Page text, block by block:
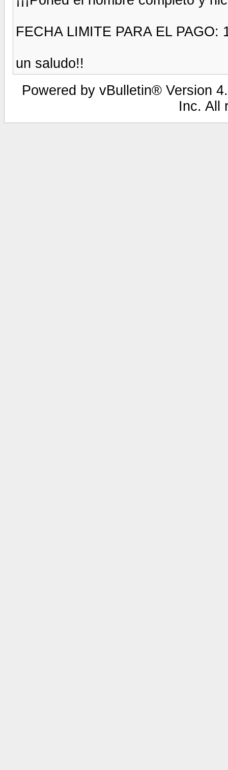
FECHA LIMITE PARA EL PAGO:
un saludo!!
Powered by vBulletin® Version
Inc. All